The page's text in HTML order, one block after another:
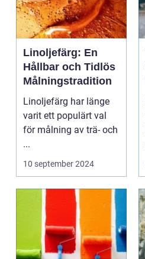
Linoljefärg: En
Hållbar och Tidlös
Målningstradition
Linoljefärg har länge
varit ett populärt val
för målning av trä- och
...
10 september 2024